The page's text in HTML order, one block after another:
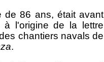
de 86 ans, était avant
l'origine de la lettre
chantiers navals de
.